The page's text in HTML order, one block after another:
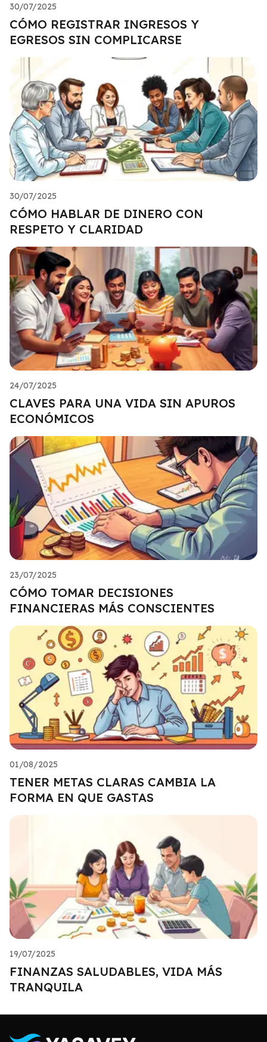
30/07/2025
CÓMO REGISTRAR INGRESOS Y
EGRESOS SIN COMPLICARSE
30/07/2025
CÓMO HABLAR DE DINERO CON
RESPETO Y CLARIDAD
24/07/2025
CLAVES PARA UNA VIDA SIN APUROS
ECONÓMICOS
23/07/2025
CÓMO TOMAR DECISIONES
FINANCIERAS MÁS CONSCIENTES
01/08/2025
TENER METAS CLARAS CAMBIA LA
FORMA EN QUE GASTAS
19/07/2025
FINANZAS SALUDABLES, VIDA MÁS
TRANQUILA